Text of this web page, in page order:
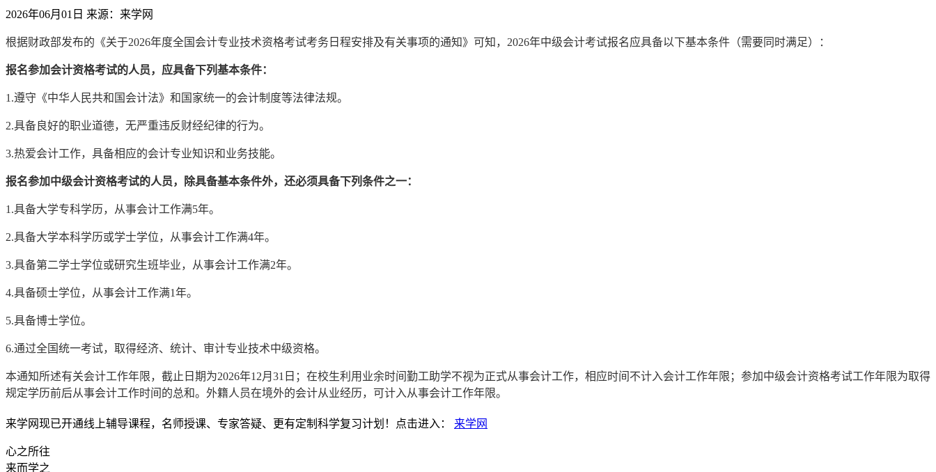
2026年06月01日 来源：来学网
根据财政部发布的《关于2026年度全国会计专业技术资格考试考务日程安排及有关事项的通知》可知，2026年中级会计考试报名应具备以下基本条件（需要同时满足）：
报名参加会计资格考试的人员，应具备下列基本条件：
1.遵守《中华人民共和国会计法》和国家统一的会计制度等法律法规。
2.具备良好的职业道德，无严重违反财经纪律的行为。
3.热爱会计工作，具备相应的会计专业知识和业务技能。
报名参加中级会计资格考试的人员，除具备基本条件外，还必须具备下列条件之一：
1.具备大学专科学历，从事会计工作满5年。
2.具备大学本科学历或学士学位，从事会计工作满4年。
3.具备第二学士学位或研究生班毕业，从事会计工作满2年。
4.具备硕士学位，从事会计工作满1年。
5.具备博士学位。
6.通过全国统一考试，取得经济、统计、审计专业技术中级资格。
本通知所述有关会计工作年限，截止日期为2026年12月31日；在校生利用业余时间勤工助学不视为正式从事会计工作，相应时间不计入会计工作年限；参加中级会计资格考试工作年限为取得
规定学历前后从事会计工作时间的总和。外籍人员在境外的会计从业经历，可计入从事会计工作年限。
来学网现已开通线上辅导课程，名师授课、专家答疑、更有定制科学复习计划！点击进入： 来学网
心之所往
来而学之